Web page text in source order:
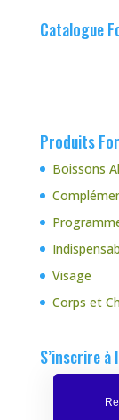
Catalogue
Produits
Boissons
Visage
Corps et
S’inscrire